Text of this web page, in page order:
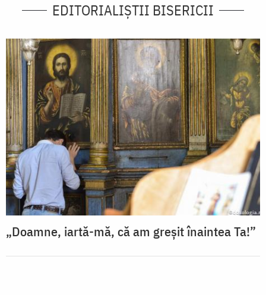
EDITORIALIȘTII BISERICII
„Doamne, iartă-mă, că am greșit înaintea Ta!”